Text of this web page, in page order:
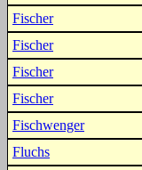
Fischer
Fischer
Fischer
Fischer
Fischwenger
Fluchs